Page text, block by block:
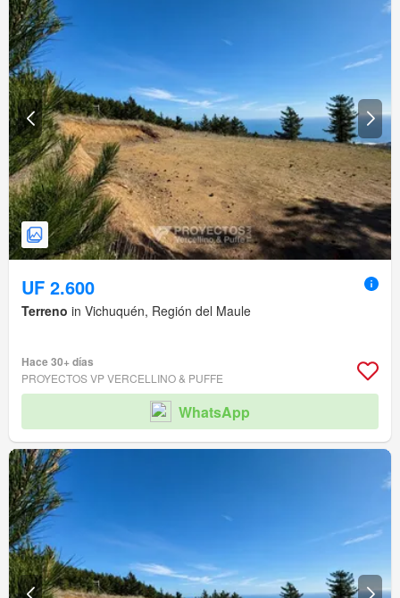
UF 2.600
Terreno in Vichuquén, Región del Maule
Hace 30+ días
PROYECTOS VP VERCELLINO & PUFFE
WhatsApp